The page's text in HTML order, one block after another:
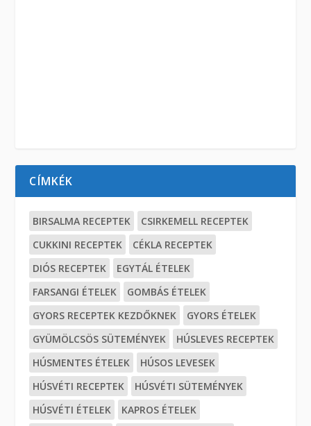
CÍMKÉK
BIRSALMA RECEPTEK
CSIRKEMELL RECEPTEK
CUKKINI RECEPTEK
CÉKLA RECEPTEK
DIÓS RECEPTEK
EGYTÁL ÉTELEK
FARSANGI ÉTELEK
GOMBÁS ÉTELEK
GYORS RECEPTEK KEZDŐKNEK
GYORS ÉTELEK
GYÜMÖLCSÖS SÜTEMÉNYEK
HÚSLEVES RECEPTEK
HÚSMENTES ÉTELEK
HÚSOS LEVESEK
HÚSVÉTI RECEPTEK
HÚSVÉTI SÜTEMÉNYEK
HÚSVÉTI ÉTELEK
KAPROS ÉTELEK